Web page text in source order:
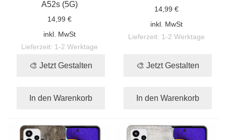
A52s (5G)
14,99 €
inkl. MwSt
Lieferzeit: 1-2 Werktage
🎨 Jetzt Gestalten
In den Warenkorb
14,99 €
inkl. MwSt
Lieferzeit: 1-2 Werktage
🎨 Jetzt Gestalten
In den Warenkorb